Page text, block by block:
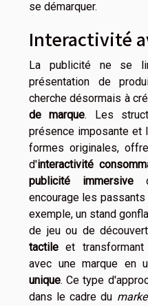
se démarquer.
Interactivité
La publicité ne se
présentation de
cherche désormais à
de marque. Les
présence imposante et
formes originales,
d'interactivité
publicité immersive
encourage les
exemple, un stand
de jeu ou de
tactile et
avec une marque en
unique. Ce type
dans le cadre du